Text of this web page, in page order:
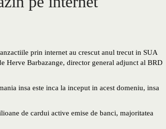
prin internet au crescut anul trecut in SUA
Herve Barbazange, director general adjunct al BRD
insa este inca la inceput in acest domeniu, insa
de cardui active emise de banci, majoritatea